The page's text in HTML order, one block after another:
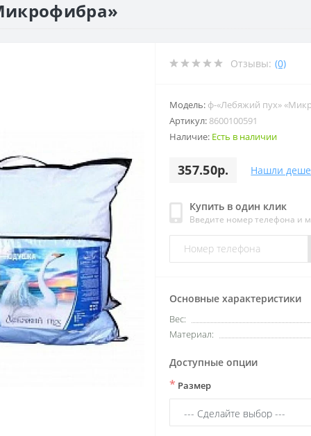
Отзывы: (0)
Модель: ф-«Лебяжий пух»
Артикул: 8600100591
Наличие: Есть в наличии
357.50р. Нашли
Купить в один клик
Введите номер телефона и
Основные характеристики
Вес:
Материал:
Доступные опции
* Размер